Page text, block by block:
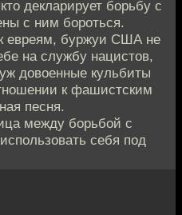
декларирует борьбу с
с ним бороться.
евреям, буржуи США не
на службу нацистов,
довоенные кульбиты
к фашистским
песня.
между борьбой с
себя под